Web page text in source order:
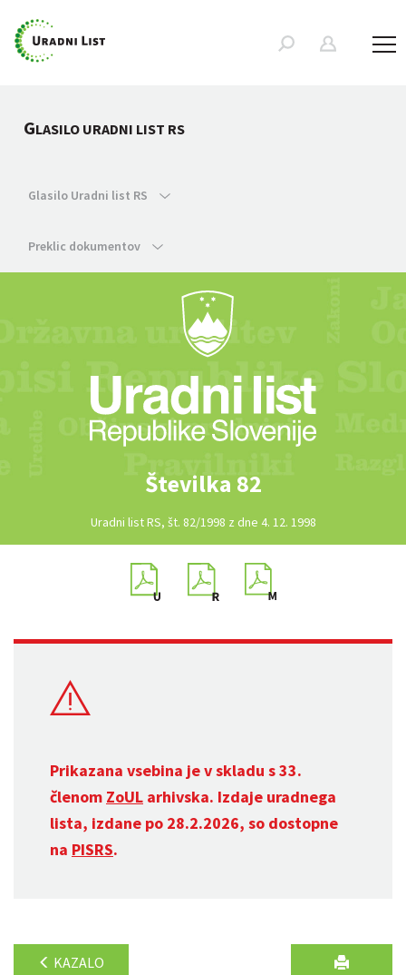
GLASILO URADNI LIST RS
Glasilo Uradni list RS
Preklic dokumentov
Številka 82
Uradni list RS, št. 82/1998 z dne 4. 12. 1998
Prikazana vsebina je v skladu s 33.
členom ZoUL arhivska. Izdaje uradnega
lista, izdane po 28.2.2026, so dostopne
na PISRS.
KAZALO